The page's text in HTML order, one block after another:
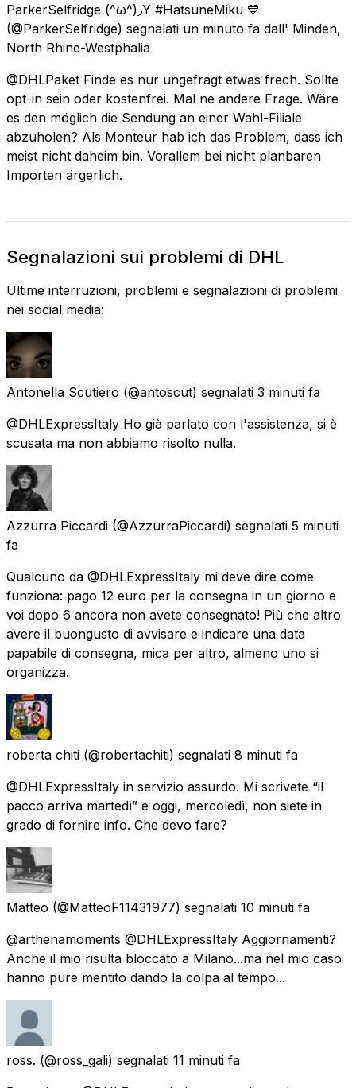
ParkerSelfridge (^ω^)◞Y #HatsuneMiku 💙
(@ParkerSelfridge) segnalati un minuto fa dall' Minden,
North Rhine-Westphalia
@DHLPaket Finde es nur ungefragt etwas frech. Sollte
opt-in sein oder kostenfrei. Mal ne andere Frage. Wäre
es den möglich die Sendung an einer Wahl-Filiale
abzuholen? Als Monteur hab ich das Problem, dass ich
meist nicht daheim bin. Vorallem bei nicht planbaren
Importen ärgerlich.
Segnalazioni sui problemi di DHL
Ultime interruzioni, problemi e segnalazioni di problemi
nei social media:
Antonella Scutiero (@antoscut) segnalati 3 minuti fa
@DHLExpressItaly Ho già parlato con l'assistenza, si è
scusata ma non abbiamo risolto nulla.
Azzurra Piccardi (@AzzurraPiccardi) segnalati 5 minuti
fa
Qualcuno da @DHLExpressItaly mi deve dire come
funziona: pago 12 euro per la consegna in un giorno e
voi dopo 6 ancora non avete consegnato! Più che altro
avere il buongusto di avvisare e indicare una data
papabile di consegna, mica per altro, almeno uno si
organizza.
roberta chiti (@robertachiti) segnalati 8 minuti fa
@DHLExpressItaly in servizio assurdo. Mi scrivete “il
pacco arriva martedì” e oggi, mercoledì, non siete in
grado di fornire info. Che devo fare?
Matteo (@MatteoF11431977) segnalati 10 minuti fa
@arthenamoments @DHLExpressItaly Aggiornamenti?
Anche il mio risulta bloccato a Milano...ma nel mio caso
hanno pure mentito dando la colpa al tempo...
ross. (@ross_gali) segnalati 11 minuti fa